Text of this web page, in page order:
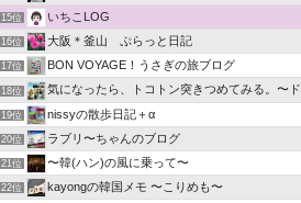
15位 いちこLOG
16位 大阪＊釜山 ぷらっと日記
17位 BON VOYAGE！うさぎの旅ブログ
18位 気になったら、トコトン突きつめてみる。〜ドＢ型人間
19位 nissyの散歩日記＋α
20位 ラブリ〜ちゃんのブログ
21位 〜韓(ハン)の風に乗って〜
22位
kayongの韓国メモ 〜こりめも〜